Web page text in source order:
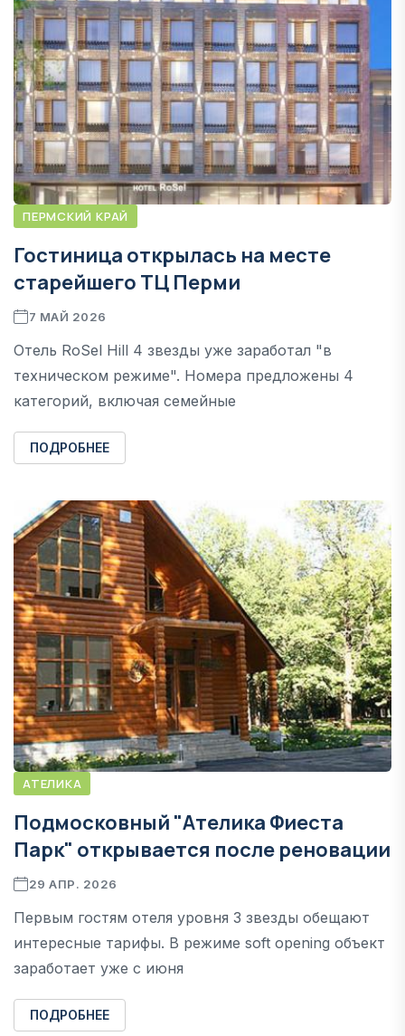
ПЕРМСКИЙ КРАЙ
Гостиница открылась на месте
старейшего ТЦ Перми
7 МАЙ 2026
Отель RoSel Hill 4 звезды уже заработал "в
техническом режиме". Номера предложены 4
категорий, включая семейные
ПОДРОБНЕЕ
АТЕЛИКА
Подмосковный "Ателика Фиеста
Парк" открывается после реновации
29 АПР. 2026
Первым гостям отеля уровня 3 звезды обещают
интересные тарифы. В режиме soft opening объект
заработает уже с июня
ПОДРОБНЕЕ